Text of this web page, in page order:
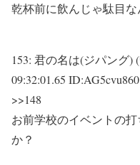
乾杯前に飲んじゃ駄目
153: 君の名は(ジパング)
09:32:01.65 ID:AG5cvu860
>>148
お前学校のイベントの
か？